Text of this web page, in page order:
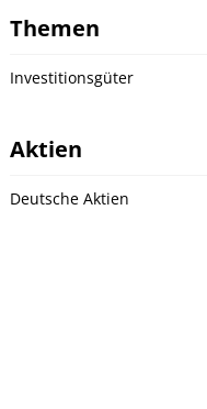
Themen
Investitionsgüter
Aktien
Deutsche Aktien